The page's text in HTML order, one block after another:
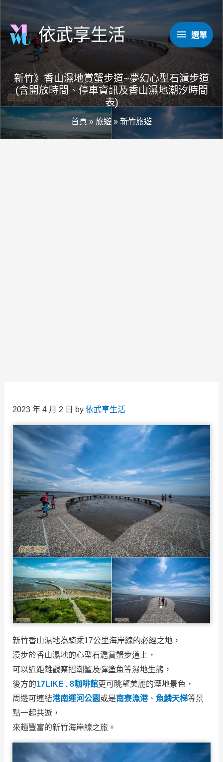
主
要
容
依武享生活
選 選單
新竹》香山濕地賞蟹步道~夢幻心型石滬步道
(含開放時間、停車資訊及香山濕地潮汐時間
表)
首頁» 旅遊 » 新竹旅遊
2023 年 4 月 2 日 by 依武享生活
新竹香山濕地為騎乘17公里海岸線的必經之地，
漫步於香山濕地的心型石滬賞蟹步道上，
可以近距離觀察招潮蟹及彈塗魚等濕地生態，
後方的17LIKE . 8咖啡館更可眺望美麗的溼地景色，
周邊可連結港南運河公園或是南寮漁港、 魚鱗天梯等景
點一起共遊，
來趟豐富的新竹海岸線之旅。